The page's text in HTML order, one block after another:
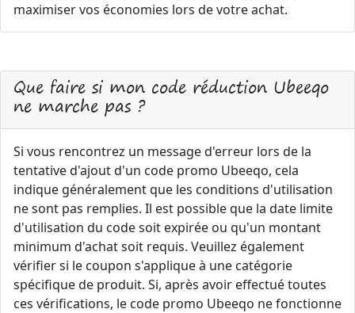
maximiser vos économies lors de votre achat.
Que faire si mon code réduction Ubeeqo
ne marche pas ?
Si vous rencontrez un message d'erreur lors de la
tentative d'ajout d'un code promo Ubeeqo, cela
indique généralement que les conditions d'utilisation
ne sont pas remplies. Il est possible que la date limite
d'utilisation du code soit expirée ou qu'un montant
minimum d'achat soit requis. Veuillez également
vérifier si le coupon s'applique à une catégorie
spécifique de produit. Si, après avoir effectué toutes
ces vérifications, le code promo Ubeeqo ne fonctionne